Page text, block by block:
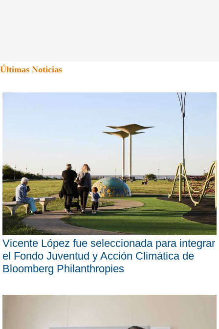
Últimas Noticias
Vicente López fue seleccionada para integrar
el Fondo Juventud y Acción Climática de
Bloomberg Philanthropies